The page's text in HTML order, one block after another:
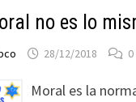
no es lo
28/12/2018 0
Moral es la